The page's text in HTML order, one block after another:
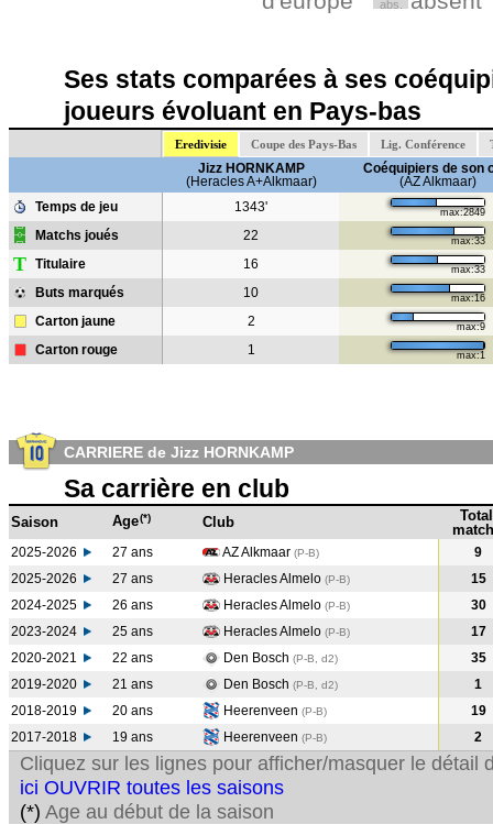
abs.
Ses stats comparées à ses
joueurs évoluant en Pays-bas
Eredivisie Coupe des Pays-Bas Lig. Conférence
Jizz HORNKAMP
(Heracles A+Alkmaar)
Coéquipiers de son
(AZ Alkmaar)
Temps de jeu
1343' max:2849
Matchs joués 22 max:33
T Titulaire 16 max:33
Buts marqués 10 max:16
Carton jaune 2 max:9
Carton rouge 1 max:1
CARRIERE de Jizz HORNKAMP
Sa carrière en club
Saison Age(*) Club
Total
2025-2026 27 ans AZ Alkmaar (P-B)
9
2025-2026
27 ans Heracles Almelo (P-B)
15
2024-2025
26 ans Heracles Almelo (P-B)
30
2023-2024
25 ans Heracles Almelo (P-B)
17
2020-2021
22 ans Den Bosch (P-B, d2)
35
2019-2020
21 ans Den Bosch (P-B, d2)
1
2018-2019
20 ans Heerenveen (P-B)
19
2017-2018
19 ans Heerenveen (P-B) 2
Cliquez sur les lignes pour afficher/masquer le détail
ici OUVRIR toutes les saisons
(*) Age au début de la saison